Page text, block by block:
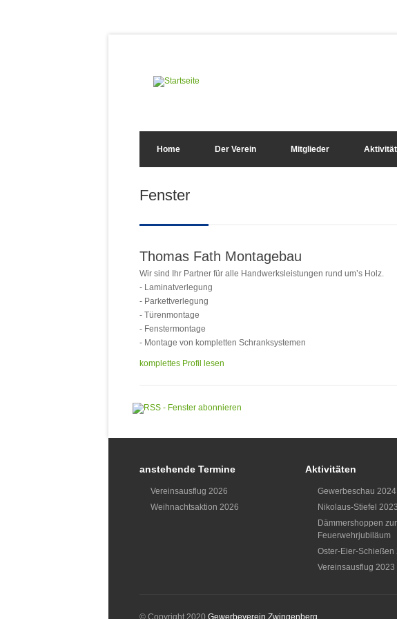
Home Der Verein Mitglieder
Suchformular
Sie sind hier
Fenster
Thomas Fath Montagebau
Wir sind Ihr Partner für alle Handwerksleistungen rund um’s Holz.
- Laminatverlegung
- Parkettverlegung
- Türenmontage
- Fenstermontage
- Montage von kompletten Schranksystemen
komplettes Profil lesen
anstehende Termine
Vereinsausflug 2026
Weihnachtsaktion 2026
Aktivitäten
Gewerbeschau 2024
Nikolaus-Stiefel 2023
Dämmershoppen
Feuerwehrjubiläum
Oster-Eier-Schießen
Vereinsausflug 2023
© Copyright 2020 Gewerbeverein Zwingenberg